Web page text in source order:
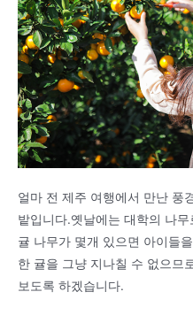
얼마 전 제주 여행에서 만난 풍
밭입니다.옛날에는 대학의 나
귤 나무가 몇개 있으면 아이들
한 귤을 그냥 지나칠 수 없으므
보도록 하겠습니다.